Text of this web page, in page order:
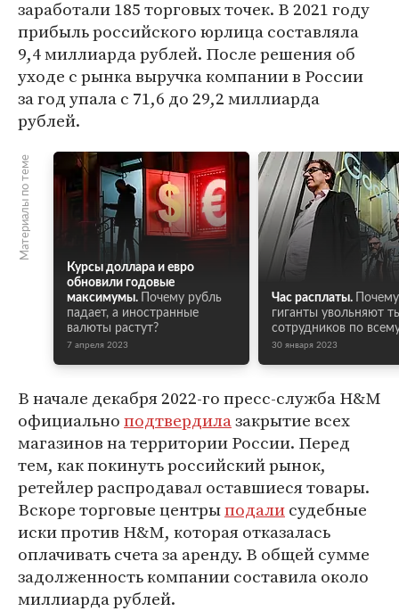
заработали 185 торговых точек. В 2021 году
прибыль российского юрлица составляла
9,4 миллиарда рублей. После решения об
уходе с рынка выручка компании в России
за год упала с 71,6 до 29,2 миллиарда
рублей.
Материалы по теме
Курсы доллара и евро
обновили годовые
максимумы.
Почему рубль
падает, а иностранные
валюты растут?
7 апреля 2023
Час расплаты.
гиганты увольняют
сотрудников по
30 января 2023
В начале декабря 2022-го пресс-служба H&M
официальноподтвердилазакрытие всех
магазинов на территории России. Перед
тем, как покинуть российский рынок,
ретейлер распродавал оставшиеся товары.
Вскоре торговые центрыподалисудебные
иски против H&M, которая отказалась
оплачивать счета за аренду. В общей сумме
задолженность компании составила около
миллиарда рублей.